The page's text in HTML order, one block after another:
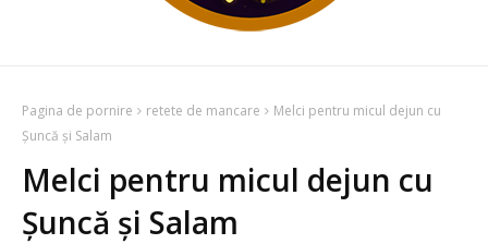
Pagina de pornire retete de mancare
Melci pentru micul dejun cu
Șuncă și Salam
Melci pentru micul dejun cu
Șuncă și Salam